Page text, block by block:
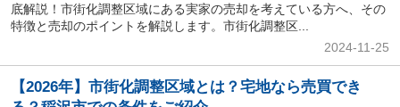
底解説！市街化調整区域にある実家の売却を考えている方へ、その
特徴と売却のポイントを解説します。市街化調整区...
2024-11-25
【2026年】市街化調整区域とは？宅地なら売買でき